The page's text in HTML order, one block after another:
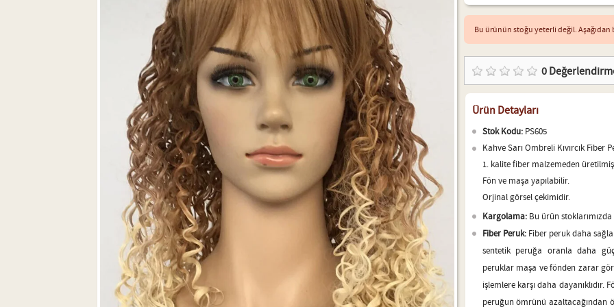
Bu ürünün stoğu yeterli değil.
0
Ürün Detayları
Stok Kodu:PS605
Kahve Sarı Ombreli Kıvırcık Fiber
1. kalite fiber malzemeden
Fön ve maşa yapılabilir.
Orjinal görsel çekimidir.
Kargolama: Bu ürün
Fiber Peruk: Fiber peruk daha
sentetik peruğa oranla daha
peruklar maşa ve fönden zarar
işlemlere karşı daha
peruğun ömrünü azaltacağından